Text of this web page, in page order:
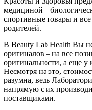
медициной –
спортивные товары и
родителей.
В Beauty Lab Health Вы
оригиналов – на все
оригинальности, а еще у
Несмотря на это,
разумна, ведь
напрямую с их
поставщиками.